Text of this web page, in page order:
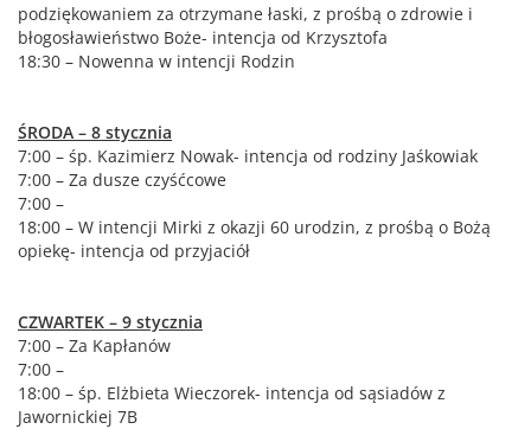
podziękowaniem za otrzymane łaski, z prośbą o zdrowie i
błogosławieństwo Boże- intencja od Krzysztofa
18:30 – Nowenna w intencji Rodzin
ŚRODA – 8 stycznia
7:00 – śp. Kazimierz Nowak- intencja od rodziny Jaśkowiak
7:00 – Za dusze czyśćcowe
7:00 –
18:00 – W intencji Mirki z okazji 60 urodzin, z prośbą o Bożą
opiekę- intencja od przyjaciół
CZWARTEK – 9 stycznia
7:00 – Za Kapłanów
7:00 –
18:00 – śp. Elżbieta Wieczorek- intencja od sąsiadów z
Jawornickiej 7B